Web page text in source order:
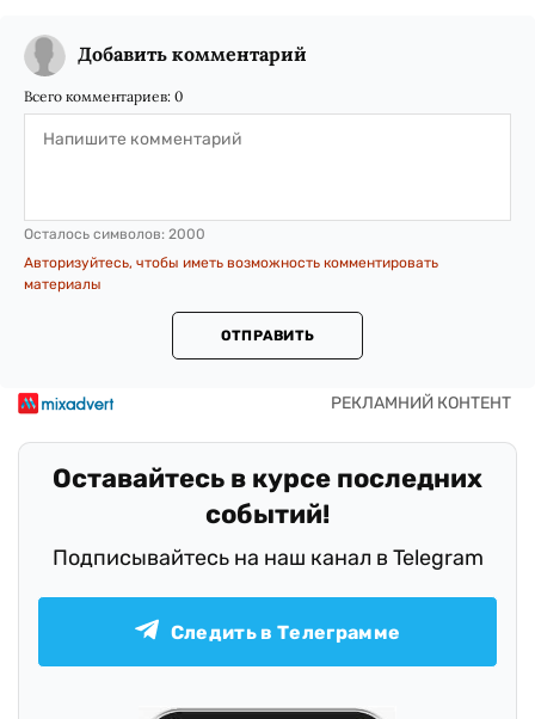
Добавить комментарий
Всего комментариев: 0
Осталось символов: 2000
Авторизуйтесь, чтобы иметь возможность комментировать
материалы
ОТПРАВИТЬ
Оставайтесь в курсе последних
событий!
Подписывайтесь на наш канал в Telegram
Следить в Телеграмме